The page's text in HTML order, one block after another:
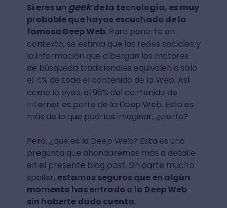
Si eres un geekde la tecnología, es muy
probable que hayas escuchado de la
famosa Deep Web. Para ponerte en
contexto, se estima que las redes sociales y
la información que albergan los motores
de búsqueda tradicionales equivalen a sólo
el 4% de todo el contenido de la Web. Así
como lo oyes, el 96% del contenido de
Internet es parte de la Deep Web. Esto es
más de lo que podrías imaginar, ¿cierto?
Pero, ¿qué es la Deep Web? Esta es una
pregunta que ahondaremos más a detalle
en el presente blog post. Sin darte mucho
spoiler, estamos seguros que en algún
momento has entrado a la Deep Web
sin haberte dado cuenta.